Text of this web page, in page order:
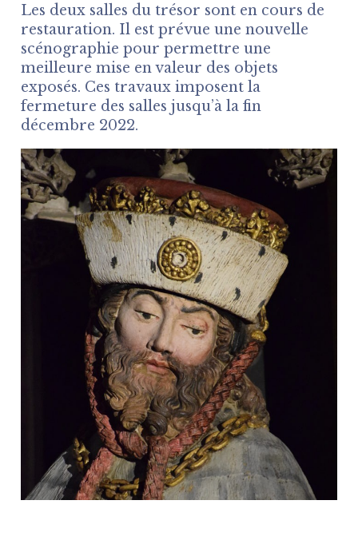
Les deux salles du trésor sont en cours de
restauration. Il est prévue une nouvelle
scénographie pour permettre une
meilleure mise en valeur des objets
exposés. Ces travaux imposent la
fermeture des salles jusqu’à la fin
décembre 2022.